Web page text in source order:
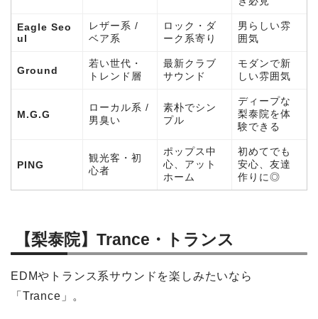
Eagle Seo
ul
レザー系 /
ベア系
ロック・ダ
ーク系寄り
男らしい雰
囲気
Ground
若い世代・
トレンド層
最新クラブ
サウンド
モダンで新
しい雰囲気
M.G.G
ローカル系 /
男臭い
素朴でシン
プル
ディープな
梨泰院を体
験できる
PING
観光客・初
心者
ポップス中
心、アット
ホーム
初めてでも
安心、友達
作りに◎
【梨泰院】Trance・トランス
EDMやトランス系サウンドを楽しみたいなら
「Trance」。